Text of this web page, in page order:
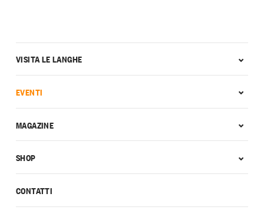
CONTATTI
VISITA LE LANGHE
EVENTI
MAGAZINE
SHOP